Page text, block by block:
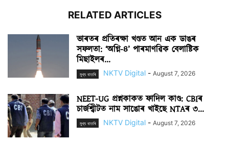
RELATED ARTICLES
ভাৰতৰ প্ৰতিৰক্ষা খণ্ডত আন এক ডাঙৰ
সফলতা: ‘অগ্নি-৪’ পাৰমাণৱিক বেলাষ্টিক
মিছাইলৰ...
মুখ্য বাতৰি NKTV Digital - August 7, 2026
NEET-UG প্ৰশ্নকাকত ফাদিল কাণ্ড: CBIৰ
চাৰ্জশ্বীটত নাম সাঙোৰ খাইছে NTAৰ ৩...
মুখ্য বাতৰি NKTV Digital - August 7, 2026